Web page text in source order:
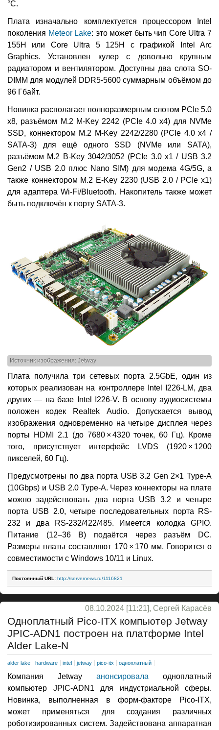
°C.
Плата изначально комплектуется процессором Intel
поколения Meteor Lake: это может быть чип Core Ultra 7
155H или Core Ultra 5 125H с графикой Intel Arc
Graphics. Установлен кулер с довольно крупным
радиатором и вентилятором. Доступны два слота SO-
DIMM для модулей DDR5-5600 суммарным объёмом до
96 Гбайт.
Новинка располагает полноразмерным слотом PCIe 5.0
x8, разъёмом M.2 M-Key 2242 (PCIe 4.0 x4) для NVMe
SSD, коннектором M.2 M-Key 2242/2280 (PCIe 4.0 x4 /
SATA-3) для ещё одного SSD (NVMe или SATA),
разъёмом M.2 B-Key 3042/3052 (PCIe 3.0 x1 / USB 3.2
Gen2 / USB 2.0 плюс Nano SIM) для модема 4G/5G, а
также коннектором M.2 E-Key 2230 (USB 2.0 / PCIe x1)
для адаптера Wi-Fi/Bluetooth. Накопитель также может
быть подключён к порту SATA-3.
Источник изображения: Jetway
Плата получила три сетевых порта 2.5GbE, один из
которых реализован на контроллере Intel I226-LM, два
других — на базе Intel I226-V. В основу аудиосистемы
положен кодек Realtek Audio. Допускается вывод
изображения одновременно на четыре дисплея через
порты HDMI 2.1 (до 7680 × 4320 точек, 60 Гц). Кроме
того, присутствует интерфейс LVDS (1920 × 1200
пикселей, 60 Гц).
Предусмотрены по два порта USB 3.2 Gen 2×1 Type-A
(10Gbps) и USB 2.0 Type-A. Через коннекторы на плате
можно задействовать два порта USB 3.2 и четыре
порта USB 2.0, четыре последовательных порта RS-
232 и два RS-232/422/485. Имеется колодка GPIO.
Питание (12–36 В) подаётся через разъём DC.
Размеры платы составляют 170 × 170 мм. Говорится о
совместимости с Windows 10/11 и Linux.
Постоянный URL: http://servernews.ru/1116821
08.10.2024 [11:21], Сергей Карасёв
Одноплатный Pico-ITX компьютер Jetway
JPIC-ADN1 построен на платформе Intel
Alder Lake-N
alder lake hardware intel jetway pico-itx одноплатный
Компания Jetway анонсировала одноплатный
компьютер JPIC-ADN1 для индустриальной сферы.
Новинка, выполненная в форм-факторе Pico-ITX,
может применяться для создания различных
роботизированных систем. Задействована аппаратная